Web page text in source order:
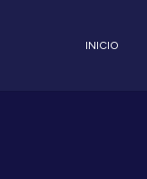
INICIO